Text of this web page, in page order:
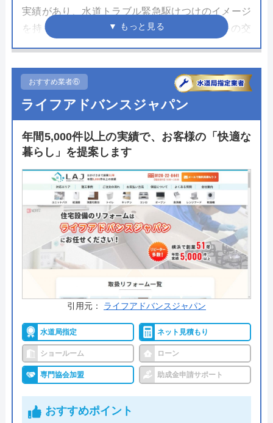
実績があり、水道トラブル緊急駆けつけのイメージ
を持っている人も多いと思いますが、トイレの交
換・リフォームにも対応してくれます。
であり、神奈川県のトイレ交換・トイレリフォーム
でも多数の事例があります。
またこれまでトイレ修理を行ってきた実績や、充実
した研修制度などがあり、経験豊富な熟練の技術ス
タッフがしっかりと施工してくれます。
大手だからこそできる保証も魅力で、商品・工事共
に10年間の保証をつけることも可能ですので、万が
一のトラブルの場合でも安心です。
24時間365日電話受付していますし、見積もりも無
料ですので気軽に相談してみて下さい。
公式サイトで
料金詳細を見る
今すぐ電話で相談する
0120-091-026
受付時間： 24時間
イースマイル の基本情報
おすすめ業者⑥
ライフアドバンスジャパン
年間5,000件以上の実績で、お客様の「快適な
暮らし」を提案します
引用元： ライフアドバンスジャパン
水道局指定 ネット見積もり
ショールーム ローン
専門協会加盟 助成金申請サポート
おすすめポイント